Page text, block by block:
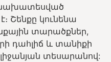
նախատեսված
Շենքը կունենա
տարածքներ,
դահլիճ և տանիքի
տեսարանով: